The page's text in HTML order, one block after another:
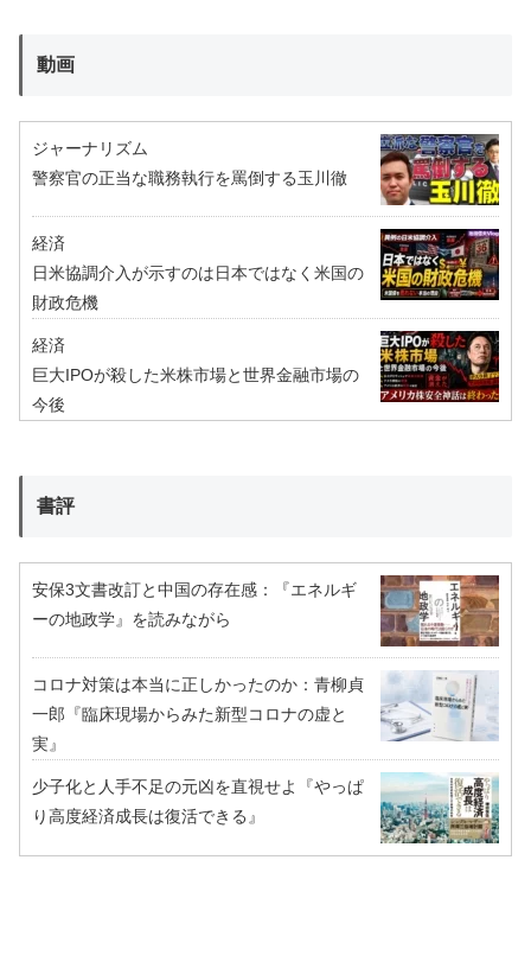
動画
ジャーナリズム
警察官の正当な職務執行を罵倒する玉川徹
経済
日米協調介入が示すのは日本ではなく米国の
財政危機
経済
巨大IPOが殺した米株市場と世界金融市場の
今後
書評
安保3文書改訂と中国の存在感：『エネルギ
ーの地政学』を読みながら
コロナ対策は本当に正しかったのか：青柳貞
一郎『臨床現場からみた新型コロナの虚と
実』
少子化と人手不足の元凶を直視せよ『やっぱ
り高度経済成長は復活できる』